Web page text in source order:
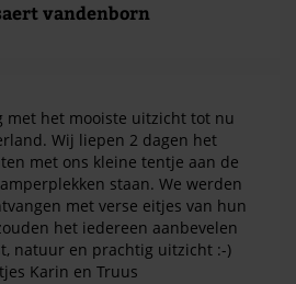
vandenborn
met het mooiste uitzicht tot nu
Wij liepen 2 dagen het
met ons kleine tentje aan de
staan. We werden
met verse eitjes van hun
het iedereen aanbevelen
natuur en prachtig uitzicht :-)
Karin en Truus